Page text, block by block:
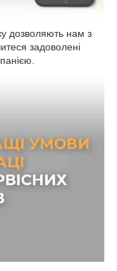
дозволяють нам з
задоволені